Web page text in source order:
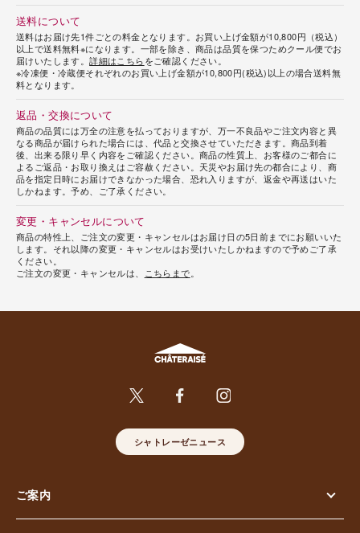
送料について
送料はお届け先1件ごとの料金となります。お買い上げ金額が10,800円（税込）
以上で送料無料※になります。一部を除き、商品は品質を保つためクール便でお
届けいたします。詳細はこちらをご確認ください。
※冷凍便・冷蔵便それぞれのお買い上げ金額が10,800円(税込)以上の場合送料無
料となります。
返品・交換について
商品の品質には万全の注意を払っておりますが、万一不良品やご注文内容と異
なる商品が届けられた場合には、代品と交換させていただきます。商品到着
後、出来る限り早く内容をご確認ください。商品の性質上、お客様のご都合に
よるご返品・お取り換えはご容赦ください。天災やお届け先の都合により、商
品を指定日時にお届けできなかった場合、恐れ入りますが、返金や再送はいた
しかねます。予め、ご了承ください。
変更・キャンセルについて
商品の特性上、ご注文の変更・キャンセルはお届け日の5日前までにお願いいた
します。それ以降の変更・キャンセルはお受けいたしかねますので予めご了承
ください。
ご注文の変更・キャンセルは、
こちらまで
シャトレーゼニュース
ご案内